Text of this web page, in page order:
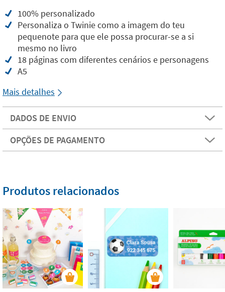
100% personalizado
Personaliza o Twinie como a imagem do teu
pequenote para que ele possa procurar-se a si
mesmo no livro
18 páginas com diferentes cenários e personagens
A5
Mais detalhes
DADOS DE ENVIO
OPÇÕES DE PAGAMENTO
Produtos relacionados